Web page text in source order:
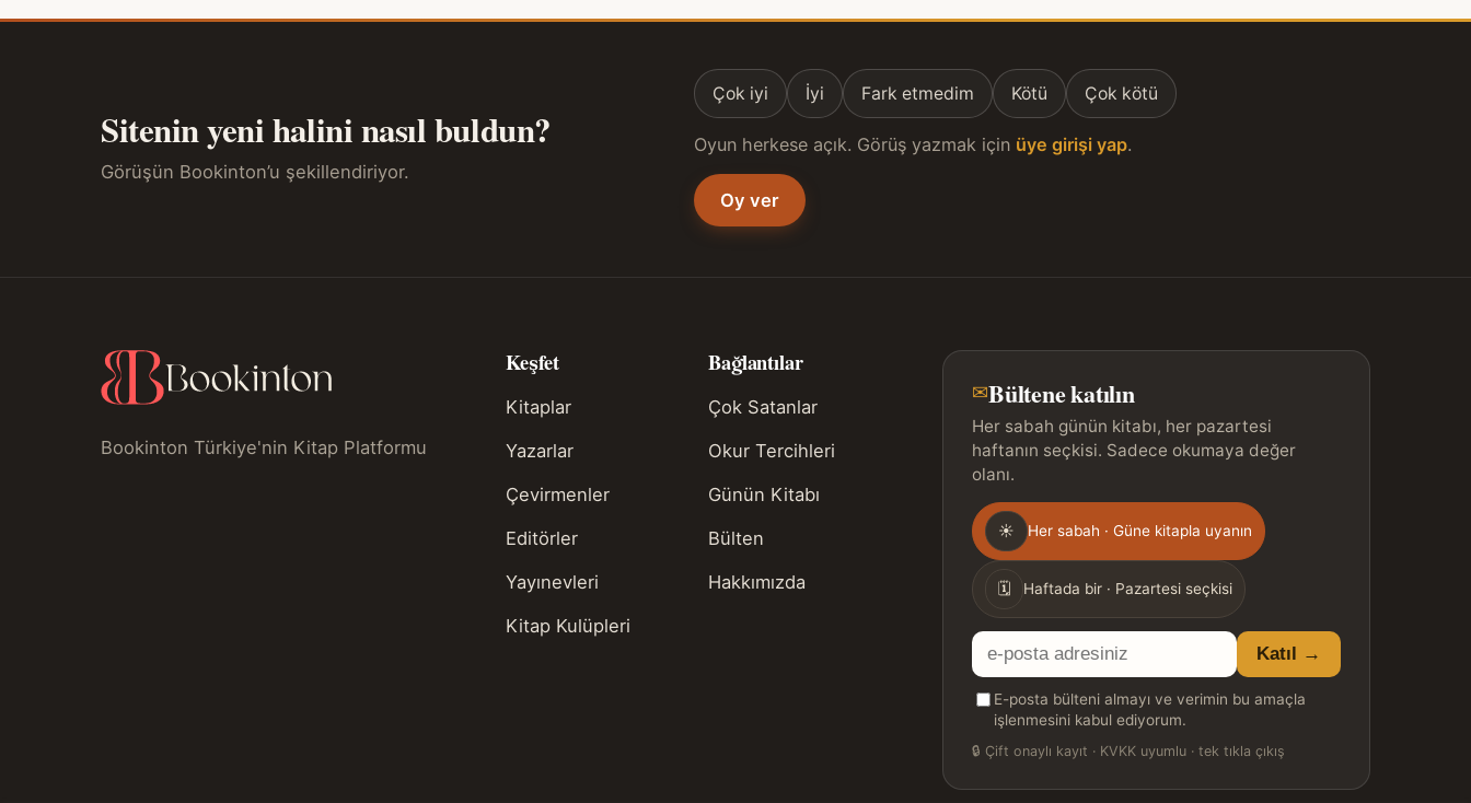
Sitenin yeni halini nasıl buldun?
Görüşün Bookinton’u şekillendiriyor.
Çok iyi İyi Fark etmedim Kötü Çok kötü
Oyun herkese açık. Görüş yazmak için üye girişi yap.
Oy ver
Bookinton Türkiye'nin Kitap Platformu
Keşfet
Kitaplar
Yazarlar
Çevirmenler
Editörler
Yayınevleri
Kitap Kulüpleri
Bağlantılar
Çok Satanlar
Okur Tercihleri
Günün Kitabı
Bülten
Hakkımızda
✉Bültene katılın
Her sabah günün kitabı, her pazartesi
haftanın seçkisi. Sadece okumaya değer
olanı.
Gönderim
sıklığı
☀ Her sabah · Güne kitapla uyanın
🗓 Haftada bir · Pazartesi seçkisi
E-
posta
adresiniz
Katıl →
E-posta bülteni almayı ve verimin bu amaçla
işlenmesini kabul ediyorum.
🔒 Çift onaylı kayıt · KVKK uyumlu · tek tıkla çıkış